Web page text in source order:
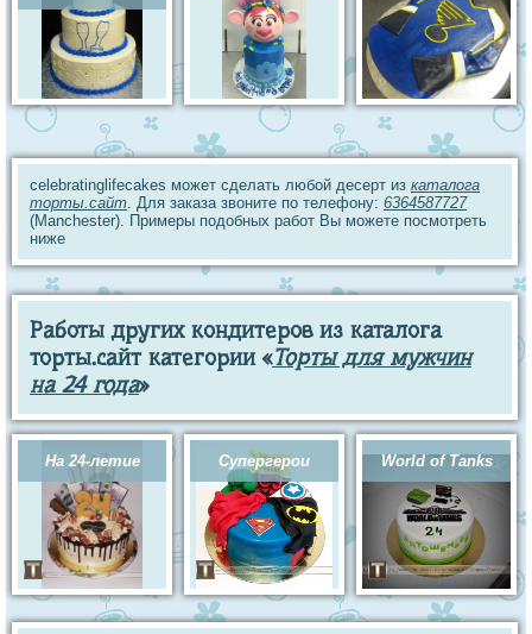
celebratinglifecakes может сделать любой десерт из каталога
торты.сайт. Для заказа звоните по телефону: 6364587727
(Manchester). Примеры подобных работ Вы можете посмотреть
ниже
Работы других кондитеров из каталога
торты.сайт категории «Торты для мужчин
на 24 года»
На 24-летие Супергерои World of Tanks